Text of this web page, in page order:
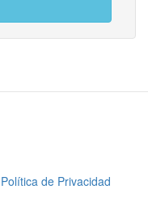
Política de Privacidad